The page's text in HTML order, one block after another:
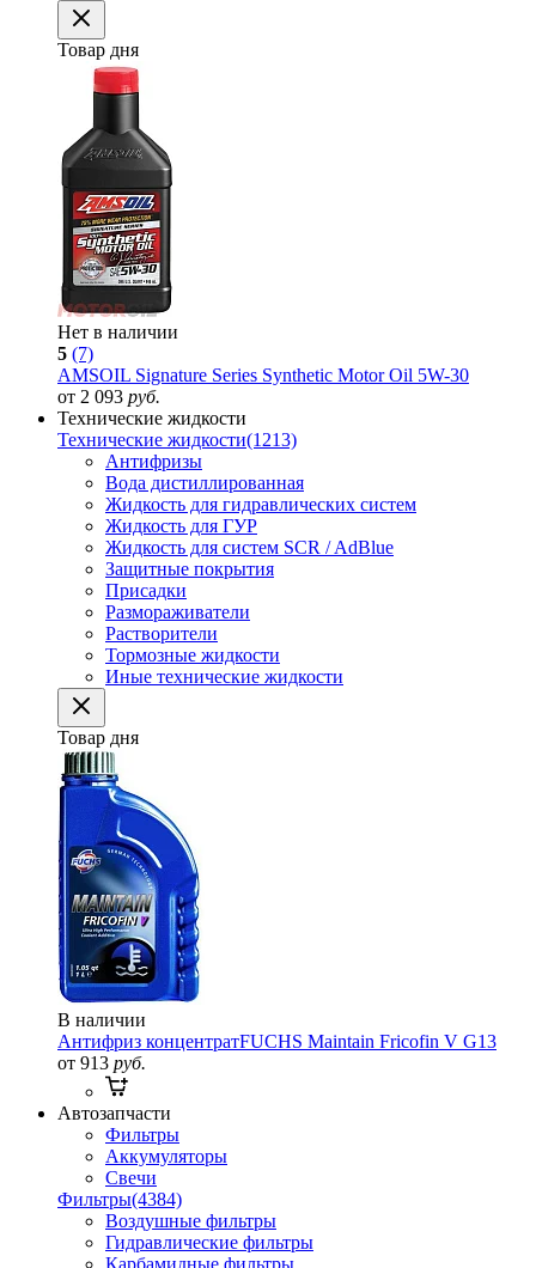
Товар дня
Нет в наличии
5 (7)
AMSOIL Signature Series Synthetic Motor Oil 5W-30
от 2 093 руб.
Технические жидкости
Технические жидкости(1213)
Антифризы
Вода дистиллированная
Жидкость для гидравлических систем
Жидкость для ГУР
Жидкость для систем SCR / AdBlue
Защитные покрытия
Присадки
Размораживатели
Растворители
Тормозные жидкости
Иные технические жидкости
Товар дня
В наличии
Антифриз концентратFUCHS Maintain Fricofin V G13
от 913 руб.
Автозапчасти
Фильтры
Аккумуляторы
Свечи
Фильтры(4384)
Воздушные фильтры
Гидравлические фильтры
Карбамидные фильтры